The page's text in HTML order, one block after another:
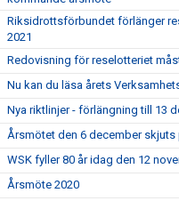
Riksidrottsförbundet förlänger
2021
Redovisning för reselotteriet
Nu kan du läsa årets
Nya riktlinjer - förlängning till 13
Årsmötet den 6 december skjuts
WSK fyller 80 år idag den 12
Årsmöte 2020